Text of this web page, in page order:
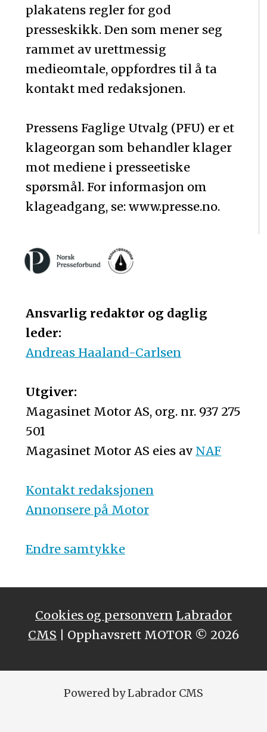
plakatens regler for god
presseskikk. Den som mener seg
rammet av urettmessig
medieomtale, oppfordres til å ta
kontakt med redaksjonen.
Pressens Faglige Utvalg (PFU) er et
klageorgan som behandler klager
mot mediene i presseetiske
spørsmål. For informasjon om
klageadgang, se: www.presse.no.
Ansvarlig redaktør og daglig
leder:
Andreas Haaland-Carlsen
Utgiver:
Magasinet Motor AS, org. nr. 937 275
501
Magasinet Motor AS eies av NAF
Kontakt redaksjonen
Annonsere på Motor
Endre samtykke
Cookies og personvern Labrador
CMS | Opphavsrett MOTOR © 2026
Powered by Labrador CMS